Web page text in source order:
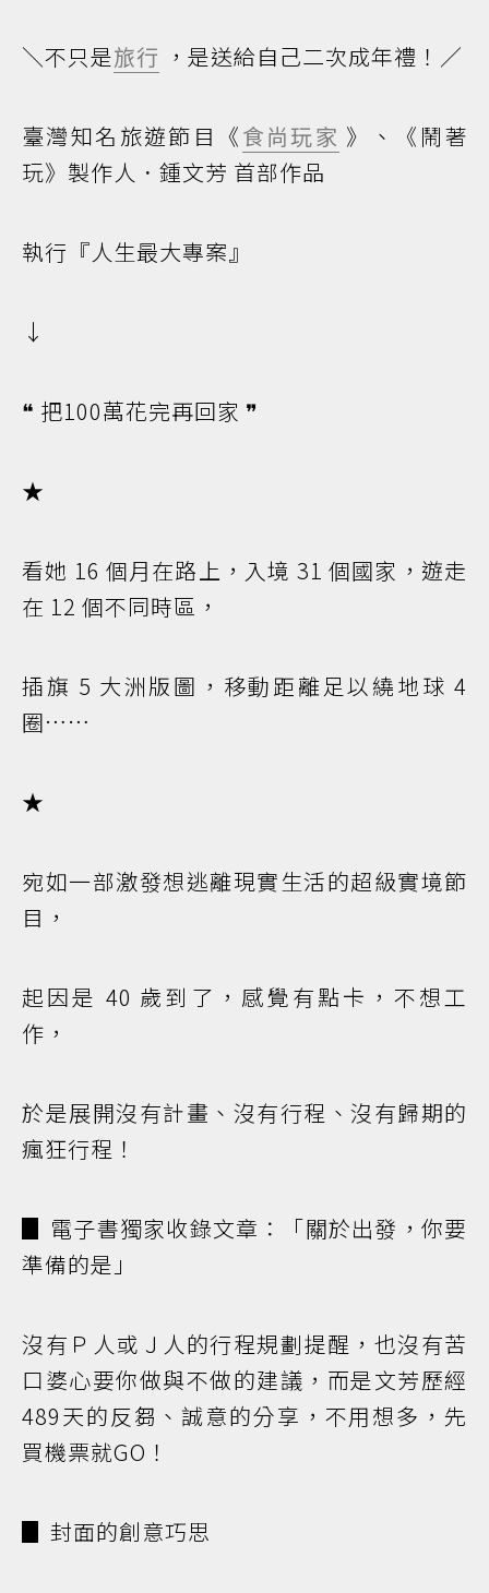
＼不只是旅行 ，是送給自己二次成年禮！／
臺灣知名旅遊節目《食尚玩家 》、《鬧著
玩》製作人．鍾文芳 首部作品
執行『人生最大專案』
↓
❝ 把100萬花完再回家 ❞
★
看她 16 個月在路上，入境 31 個國家，遊走
在 12 個不同時區，
插旗 5 大洲版圖，移動距離足以繞地球 4
圈……
★
宛如一部激發想逃離現實生活的超級實境節
目，
起因是 40 歲到了，感覺有點卡，不想工
作，
於是展開沒有計畫、沒有行程、沒有歸期的
瘋狂行程！
▊ 電子書獨家收錄文章：「關於出發，你要
準備的是」
沒有Ｐ人或Ｊ人的行程規劃提醒，也沒有苦
口婆心要你做與不做的建議，而是文芳歷經
489天的反芻、誠意的分享，不用想多，先
買機票就GO！
▊ 封面的創意巧思